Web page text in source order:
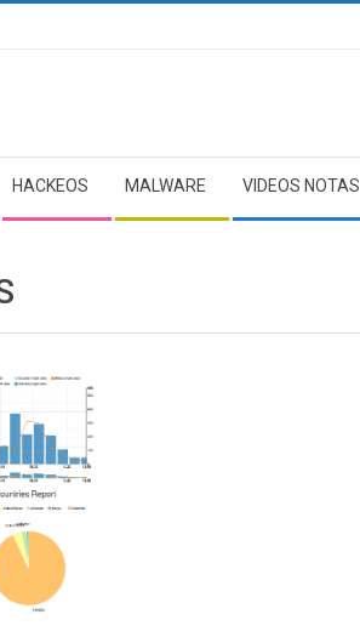
HACKEOS MALWARE VIDEOS NOTAS